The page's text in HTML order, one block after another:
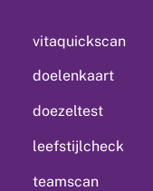
vitaquickscan
doelenkaart
doezeltest
leefstijlcheck
teamscan